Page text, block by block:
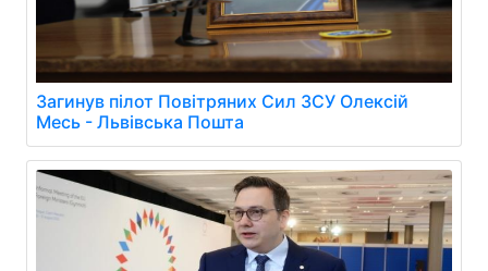
Загинув пілот Повітряних Сил ЗСУ Олексій
Месь - Львівська Пошта